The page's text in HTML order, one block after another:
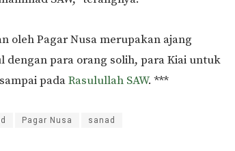
oleh Pagar Nusa merupakan ajang
para orang solih, para Kiai untuk
padaRasulullah SAW. ***
Pagar Nusa sanad